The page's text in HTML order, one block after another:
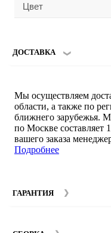
Цвет
ДОСТАВКА
Мы осуществляем
области, а также по
ближнего зарубежья.
по Москве составляет
вашего заказа
Подробнее
ГАРАНТИЯ